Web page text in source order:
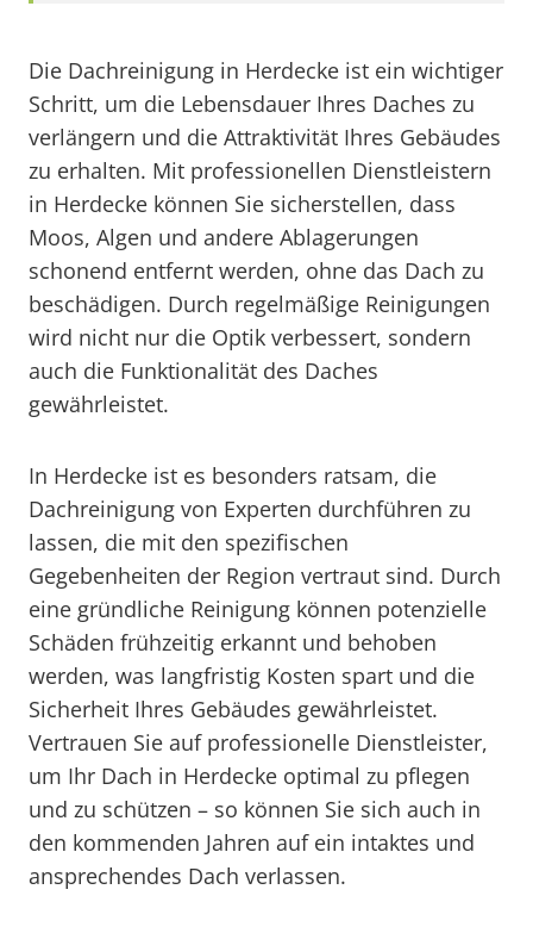
Die Dachreinigung in Herdecke ist ein wichtiger
Schritt, um die Lebensdauer Ihres Daches zu
verlängern und die Attraktivität Ihres Gebäudes
zu erhalten. Mit professionellen Dienstleistern
in Herdecke können Sie sicherstellen, dass
Moos, Algen und andere Ablagerungen
schonend entfernt werden, ohne das Dach zu
beschädigen. Durch regelmäßige Reinigungen
wird nicht nur die Optik verbessert, sondern
auch die Funktionalität des Daches
gewährleistet.
In Herdecke ist es besonders ratsam, die
Dachreinigung von Experten durchführen zu
lassen, die mit den spezifischen
Gegebenheiten der Region vertraut sind. Durch
eine gründliche Reinigung können potenzielle
Schäden frühzeitig erkannt und behoben
werden, was langfristig Kosten spart und die
Sicherheit Ihres Gebäudes gewährleistet.
Vertrauen Sie auf professionelle Dienstleister,
um Ihr Dach in Herdecke optimal zu pflegen
und zu schützen – so können Sie sich auch in
den kommenden Jahren auf ein intaktes und
ansprechendes Dach verlassen.